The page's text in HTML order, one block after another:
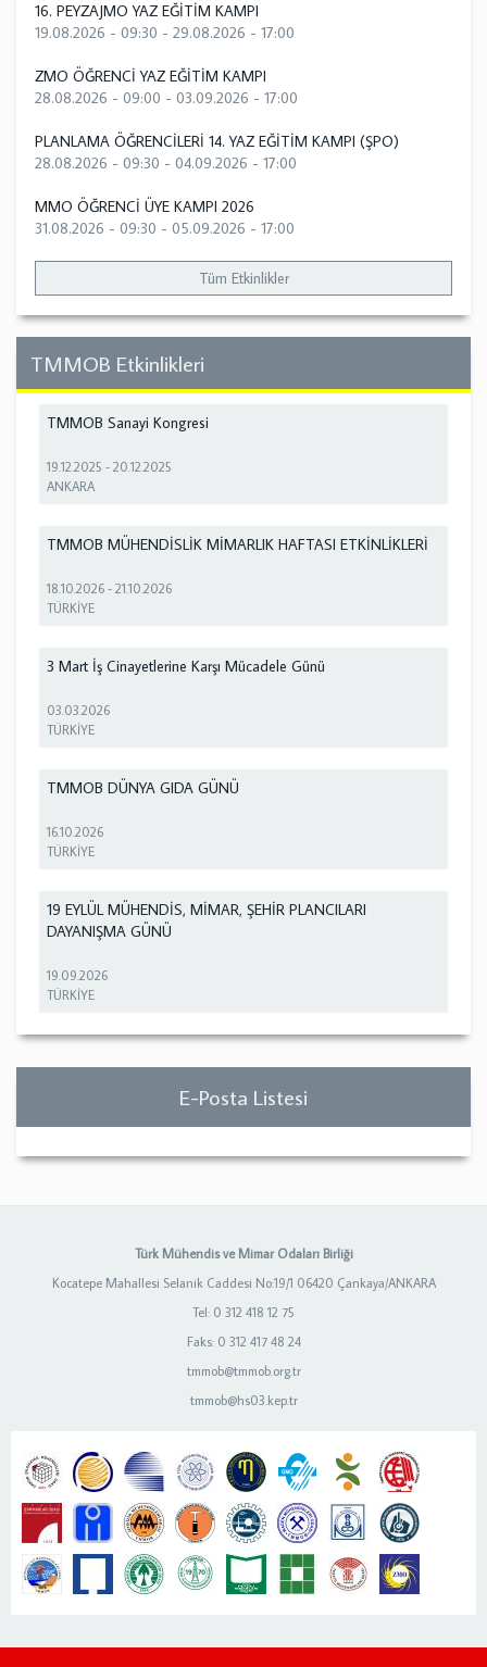
16. PEYZAJMO YAZ EĞİTİM KAMPI
19.08.2026 - 09:30 - 29.08.2026 - 17:00
ZMO ÖĞRENCİ YAZ EĞİTİM KAMPI
28.08.2026 - 09:00 - 03.09.2026 - 17:00
PLANLAMA ÖĞRENCİLERİ 14. YAZ EĞİTİM KAMPI (ŞPO)
28.08.2026 - 09:30 - 04.09.2026 - 17:00
MMO ÖĞRENCİ ÜYE KAMPI 2026
31.08.2026 - 09:30 - 05.09.2026 - 17:00
Tüm Etkinlikler
TMMOB Etkinlikleri
TMMOB Sanayi Kongresi
19.12.2025 -20.12.2025
ANKARA
TMMOB MÜHENDİSLİK MİMARLIK HAFTASI ETKİNLİKLERİ
18.10.2026 -21.10.2026
TÜRKİYE
3 Mart İş Cinayetlerine Karşı Mücadele Günü
03.03.2026
TÜRKİYE
TMMOB DÜNYA GIDA GÜNÜ
16.10.2026
TÜRKİYE
19 EYLÜL MÜHENDİS, MİMAR, ŞEHİR PLANCILARI
DAYANIŞMA GÜNÜ
19.09.2026
TÜRKİYE
E-Posta Listesi
Türk Mühendis ve Mimar Odaları Birliği
Kocatepe Mahallesi Selanik Caddesi No:19/1 06420 Çankaya/ANKARA
Tel: 0 312 418 12 75
Faks: 0 312 417 48 24
tmmob@tmmob.org.tr
tmmob@hs03.kep.tr